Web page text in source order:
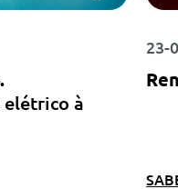
elétrico à
23-